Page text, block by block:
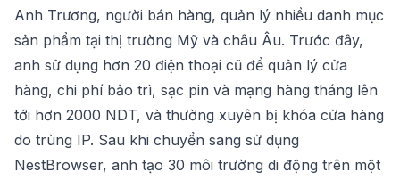
Anh Trương, người bán hàng, quản lý nhiều danh mục
sản phẩm tại thị trường Mỹ và châu Âu. Trước đây,
anh sử dụng hơn 20 điện thoại cũ để quản lý cửa
hàng, chi phí bảo trì, sạc pin và mạng hàng tháng lên
tới hơn 2000 NDT, và thường xuyên bị khóa cửa hàng
do trùng IP. Sau khi chuyển sang sử dụng
NestBrowser, anh tạo 30 môi trường di động trên một